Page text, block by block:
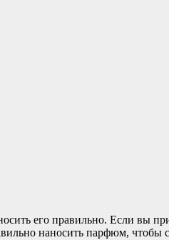
его правильно. Если вы
наносить парфюм, чтобы